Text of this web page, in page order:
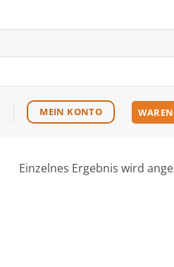
MEIN KONTO
Einzelnes Ergebnis wird